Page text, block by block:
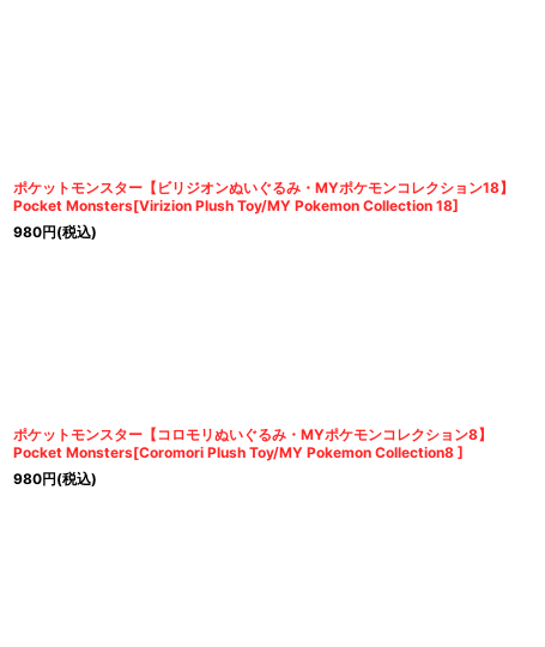
ポケットモンスター【ビリジオンぬいぐるみ・MYポケモンコレクション18】
Pocket Monsters[Virizion Plush Toy/MY Pokemon Collection 18]
980円(税込)
ポケットモンスター【コロモリぬいぐるみ・MYポケモンコレクション8】
Pocket Monsters[Coromori Plush Toy/MY Pokemon Collection8 ]
980円(税込)